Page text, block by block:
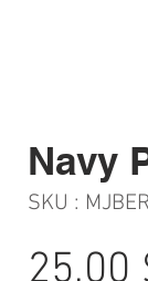
Navy
SKU :